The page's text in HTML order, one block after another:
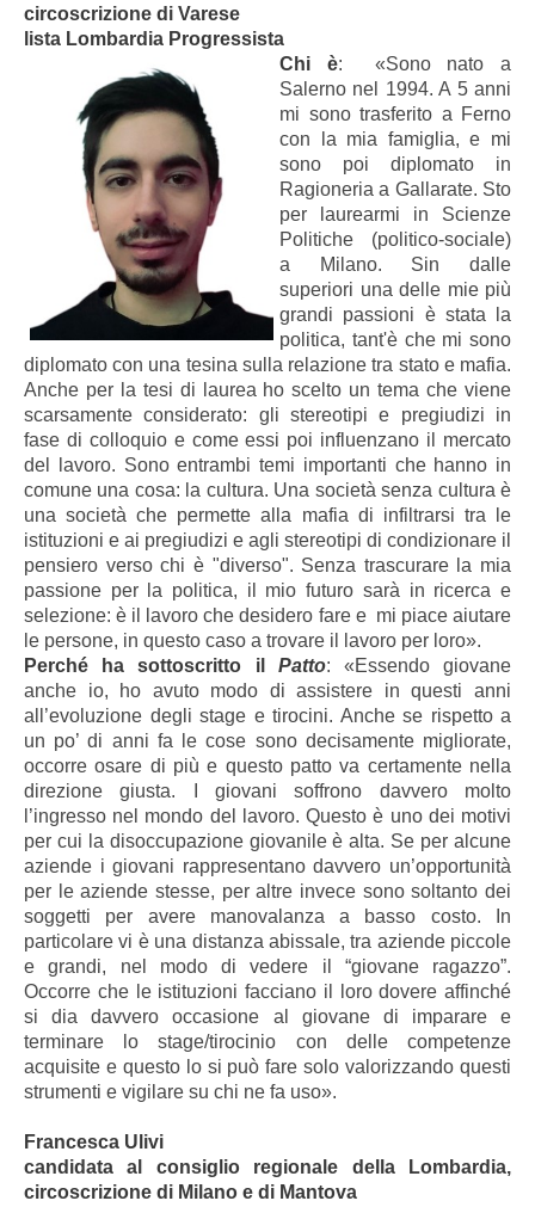
circoscrizione di Varese
lista Lombardia Progressista
Chi è: «Sono nato a
Salerno nel 1994. A 5 anni
mi sono trasferito a Ferno
con la mia famiglia, e mi
sono poi diplomato in
Ragioneria a Gallarate. Sto
per laurearmi in Scienze
Politiche (politico-sociale)
a Milano. Sin dalle
superiori una delle mie più
grandi passioni è stata la
politica, tant'è che mi sono
diplomato con una tesina sulla relazione tra stato e mafia.
Anche per la tesi di laurea ho scelto un tema che viene
scarsamente considerato: gli stereotipi e pregiudizi in
fase di colloquio e come essi poi influenzano il mercato
del lavoro. Sono entrambi temi importanti che hanno in
comune una cosa: la cultura. Una società senza cultura è
una società che permette alla mafia di infiltrarsi tra le
istituzioni e ai pregiudizi e agli stereotipi di condizionare il
pensiero verso chi è "diverso". Senza trascurare la mia
passione per la politica, il mio futuro sarà in ricerca e
selezione: è il lavoro che desidero fare e mi piace aiutare
le persone, in questo caso a trovare il lavoro per loro».
Perché ha sottoscritto il Patto: «Essendo giovane
anche io, ho avuto modo di assistere in questi anni
all’evoluzione degli stage e tirocini. Anche se rispetto a
un po’ di anni fa le cose sono decisamente migliorate,
occorre osare di più e questo patto va certamente nella
direzione giusta. I giovani soffrono davvero molto
l’ingresso nel mondo del lavoro. Questo è uno dei motivi
per cui la disoccupazione giovanile è alta. Se per alcune
aziende i giovani rappresentano davvero un’opportunità
per le aziende stesse, per altre invece sono soltanto dei
soggetti per avere manovalanza a basso costo. In
particolare vi è una distanza abissale, tra aziende piccole
e grandi, nel modo di vedere il “giovane ragazzo”.
Occorre che le istituzioni facciano il loro dovere affinché
si dia davvero occasione al giovane di imparare e
terminare lo stage/tirocinio con delle competenze
acquisite e questo lo si può fare solo valorizzando questi
strumenti e vigilare su chi ne fa uso».
Francesca Ulivi
candidata al consiglio regionale della Lombardia,
circoscrizione di Milano e di Mantova